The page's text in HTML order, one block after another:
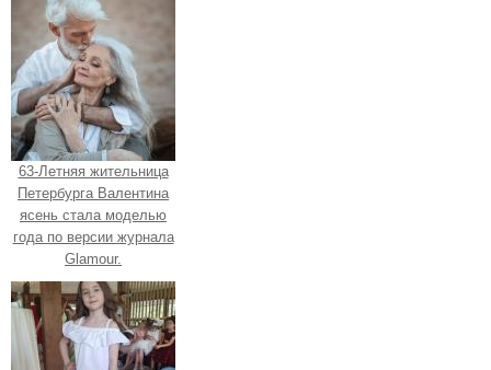
63-Летняя жительница
Петербурга Валентина
ясень стала моделью
года по версии журнала
Glamour.